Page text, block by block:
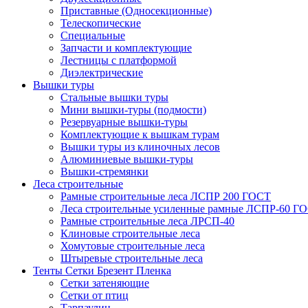
Приставные (Односекционные)
Телескопические
Специальные
Запчасти и комплектующие
Лестницы с платформой
Диэлектрические
Вышки туры
Стальные вышки туры
Мини вышки-туры (подмости)
Резервуарные вышки-туры
Комплектующие к вышкам турам
Вышки туры из клиночных лесов
Алюминиевые вышки-туры
Вышки-стремянки
Леса строительные
Рамные строительные леса ЛСПР 200 ГОСТ
Леса строительные усиленные рамные ЛСПР-60
Рамные строительные леса ЛРСП-40
Клиновые строительные леса
Хомутовые строительные леса
Штыревые строительные леса
Тенты Сетки Брезент Пленка
Сетки затеняющие
Сетки от птиц